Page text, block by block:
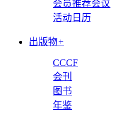
会员推荐会议
活动日历
出版物+
CCCF
会刊
图书
年鉴